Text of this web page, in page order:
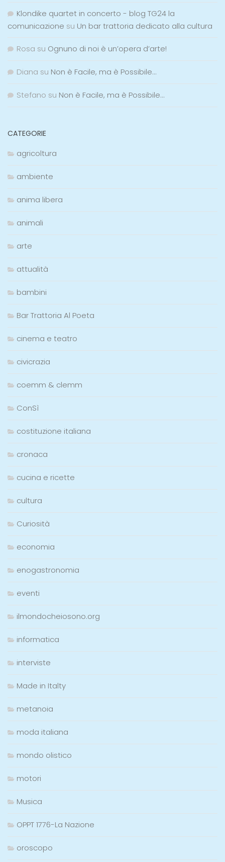
Klondike quartet in concerto - blog TG24 la
comunicazione su Un bar trattoria dedicato alla cultura
Rosa su Ognuno di noi è un’opera d’arte!
Diana su Non è Facile, ma è Possibile…
Stefano su Non è Facile, ma è Possibile…
CATEGORIE
agricoltura
ambiente
anima libera
animali
arte
attualità
bambini
Bar Trattoria Al Poeta
cinema e teatro
civicrazia
coemm & clemm
ConSì
costituzione italiana
cronaca
cucina e ricette
cultura
Curiosità
economia
enogastronomia
eventi
ilmondocheiosono.org
informatica
interviste
Made in Italty
metanoia
moda italiana
mondo olistico
motori
Musica
OPPT 1776-La Nazione
oroscopo